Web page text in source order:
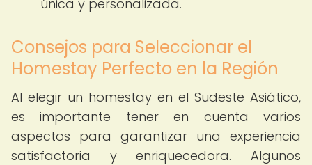
única y personalizada.
Consejos para Seleccionar el
Homestay Perfecto en la Región
Al elegir un homestay en el Sudeste Asiático,
es importante tener en cuenta varios
aspectos para garantizar una experiencia
satisfactoria y enriquecedora. Algunos